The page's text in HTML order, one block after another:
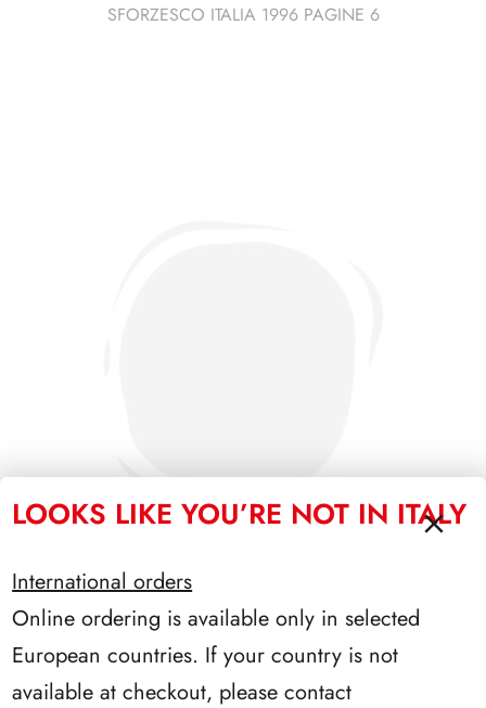
SFORZESCO ITALIA 1996 PAGINE 6
SFORZESCO ITALIA 1991 PAGINE 3
LOOKS LIKE YOU’RE NOT IN ITALY
International orders
Online ordering is available only in selected
European countries. If your country is not
available at checkout, please contact